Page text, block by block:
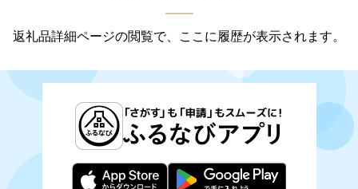
返礼品詳細ページの閲覧で、ここに履歴が表示されます。